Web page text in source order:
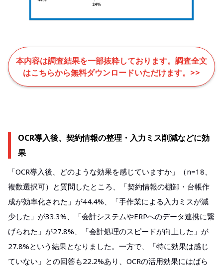
本内容は調査結果を一部抜粋しております。調査全文
はこちらから無料ダウンロードいただけます。>>
OCR導入後、契約情報の整理・入力ミス削減などに効
果
「OCR導入後、どのような効果を感じていますか」（n=18、
複数選択可）と質問したところ、「契約情報の棚卸・台帳作
成が効率化された」が44.4%、「手作業による入力ミスが減
少した」が33.3%、「会計システムやERPへのデータ連携に繋
げられた」が27.8%、「会計処理のスピードが向上した」が
27.8%という結果となりました。一方で、「特に効果は感じ
ていない」との回答も22.2%あり、OCRの活用効果にはばら